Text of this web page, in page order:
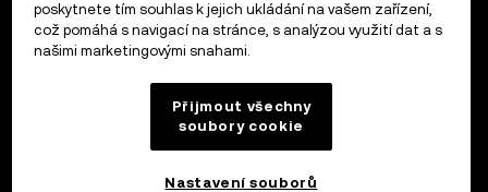
poskytnete tím souhlas k jejich ukládání na vašem zařízení,
což pomáhá s navigací na stránce, s analýzou využití dat a s
našimi marketingovými snahami.
Přijmout všechny
soubory cookie
Nastavení souborů